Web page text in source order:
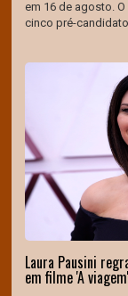
em 16 de agosto.
cinco pré-
Laura Pausini
em filme 'A